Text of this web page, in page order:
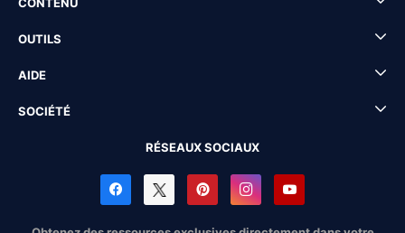
OUTILS
AIDE
SOCIÉTÉ
RÉSEAUX SOCIAUX